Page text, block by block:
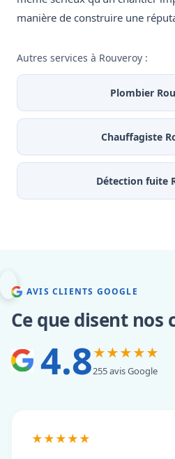
manière de construire une
Autres services à Rouveroy :
Plombier
Chauffagiste
Détection fuite
AVIS CLIENTS GOOGLE
Ce que disent nos
4.8★★★★★
255 avis Google
★★★★★